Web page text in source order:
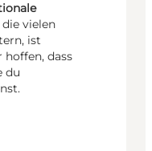
vielen
ist
hoffen, dass
du